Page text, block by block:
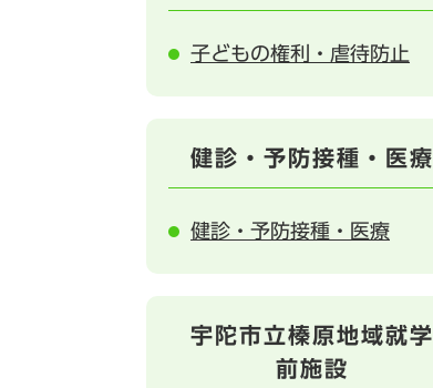
子どもの権利・虐待防止
健診・予防接種・医療
健診・予防接種・医療
宇陀市立榛原地域就学
前施設